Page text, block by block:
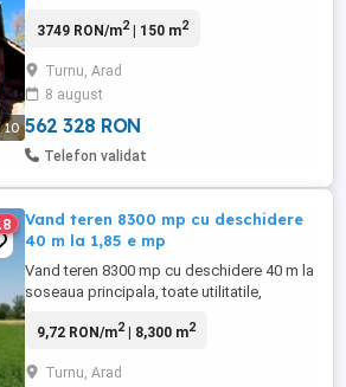
10
B tania la doar 6 km de fosta vama Turnu
camere,la parter este un hol in forma de L
cu doua intrari(ambele intrari au usi
metalice,iar la cea din ...
3749 RON/m2| 150 m2
Turnu, Arad
8 august
562 328 RON
Telefon validat
Vand teren 8300 mp cu deschidere
40 m la 1,85 e mp
Vand teren 8300 mp cu deschidere 40 m la
soseaua principala, toate utilitatile,
statiunea cu bai termale Bătania-Ungaria,
9,72 RON/m2| 8,300 m2
Turnu, Arad